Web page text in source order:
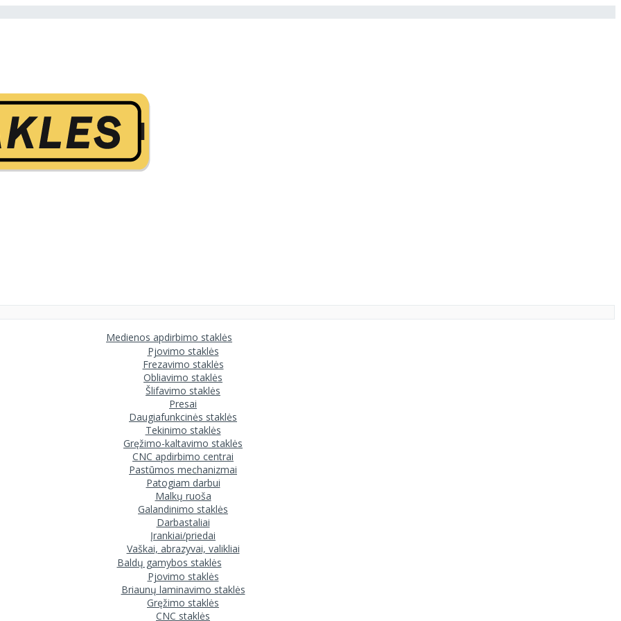
Medienos apdirbimo staklės
Pjovimo staklės
Frezavimo staklės
Obliavimo staklės
Šlifavimo staklės
Presai
Daugiafunkcinės staklės
Tekinimo staklės
Gręžimo-kaltavimo staklės
CNC apdirbimo centrai
Pastūmos mechanizmai
Patogiam darbui
Malkų ruoša
Galandinimo staklės
Darbastaliai
Įrankiai/priedai
Vaškai, abrazyvai, valikliai
Baldų gamybos staklės
Pjovimo staklės
Briaunų laminavimo staklės
Gręžimo staklės
CNC staklės